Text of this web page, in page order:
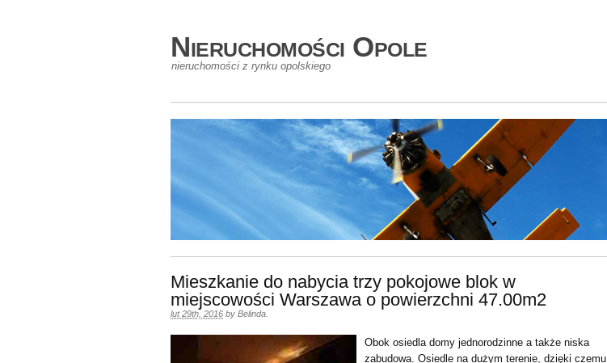
Nieruchomości Opole
nieruchomości z rynku opolskiego
Mieszkanie do nabycia trzy pokojowe blok w
miejscowości Warszawa o powierzchni 47.00m2
lut 29th, 2016 by Belinda
Obok osiedla domy jednorodzinne a także niska
zabudowa. Osiedle na dużym terenie, dzięki czemu